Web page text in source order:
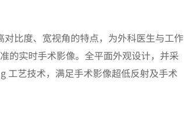
对比度、宽视角的特点，为外科医生与工作
的实时手术影像。全平面外观设计，并采
工艺技术，满足手术影像超低反射及手术